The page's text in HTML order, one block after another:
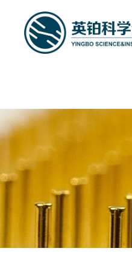
T5000 高性能TLP & VF-TLP
G5000 最高2048pin ESD测试仪
C5000R 全自动CDM测试仪
W5000M 晶圆级ESD测试仪
S5000R 最高256pin ESD测试仪
HCE-5000 便携式ESD测试仪